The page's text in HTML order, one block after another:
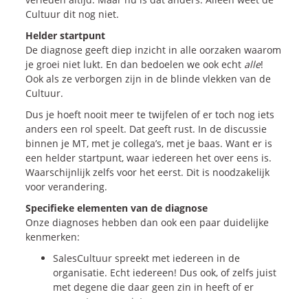
Cultuur dit nog niet.
Helder startpunt
De diagnose geeft diep inzicht in alle oorzaken waarom
je groei niet lukt. En dan bedoelen we ook echt alle!
Ook als ze verborgen zijn in de blinde vlekken van de
Cultuur.
Dus je hoeft nooit meer te twijfelen of er toch nog iets
anders een rol speelt. Dat geeft rust. In de discussie
binnen je MT, met je collega’s, met je baas. Want er is
een helder startpunt, waar iedereen het over eens is.
Waarschijnlijk zelfs voor het eerst. Dit is noodzakelijk
voor verandering.
Specifieke elementen van de diagnose
Onze diagnoses hebben dan ook een paar duidelijke
kenmerken:
SalesCultuur spreekt met iedereen in de
organisatie. Echt iedereen! Dus ook, of zelfs juist
met degene die daar geen zin in heeft of er